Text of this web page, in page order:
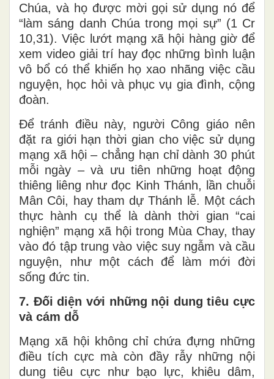
Chúa, và họ được mời gọi sử dụng nó để
“làm sáng danh Chúa trong mọi sự” (1 Cr
10,31). Việc lướt mạng xã hội hàng giờ để
xem video giải trí hay đọc những bình luận
vô bổ có thể khiến họ xao nhãng việc cầu
nguyện, học hỏi và phục vụ gia đình, cộng
đoàn.
Để tránh điều này, người Công giáo nên
đặt ra giới hạn thời gian cho việc sử dụng
mạng xã hội – chẳng hạn chỉ dành 30 phút
mỗi ngày – và ưu tiên những hoạt động
thiêng liêng như đọc Kinh Thánh, lần chuỗi
Mân Côi, hay tham dự Thánh lễ. Một cách
thực hành cụ thể là dành thời gian “cai
nghiện” mạng xã hội trong Mùa Chay, thay
vào đó tập trung vào việc suy ngẫm và cầu
nguyện, như một cách để làm mới đời
sống đức tin.
7. Đối diện với những nội dung tiêu cực
và cám dỗ
Mạng xã hội không chỉ chứa đựng những
điều tích cực mà còn đầy rẫy những nội
dung tiêu cực như bạo lực, khiêu dâm,